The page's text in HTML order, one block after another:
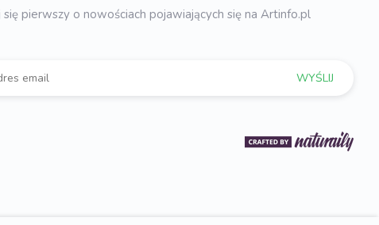
pierwszy o nowościach pojawiających się na Artinfo.pl
WYŚLIJ